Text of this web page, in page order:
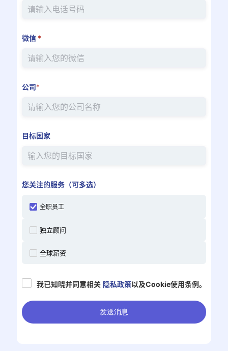
微信 *
公司*
目标国家
您关注的服务（可多选）
全职员工
独立顾问
全球薪资
我已知晓并同意相关 隐私政策以及Cookie使用条例。